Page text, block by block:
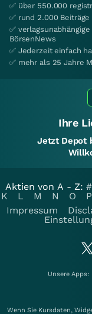
✅ über 550.000
✅ rund 2.000 Beiträge
✅
BörsenNews
✅ Jederzeit einfach
✅ mehr als 25 Jahre
Ihre
Jetzt Depot
Aktien von A - Z: #
K
L M N O P
Impressum
Unsere Apps:
Wenn Sie Kursdaten,